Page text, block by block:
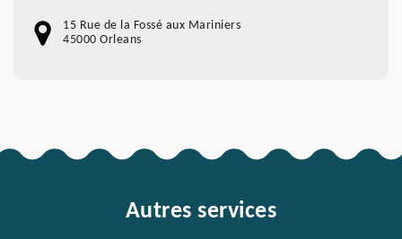
15 Rue de la Fossé aux Mariniers
45000 Orleans
Autres services